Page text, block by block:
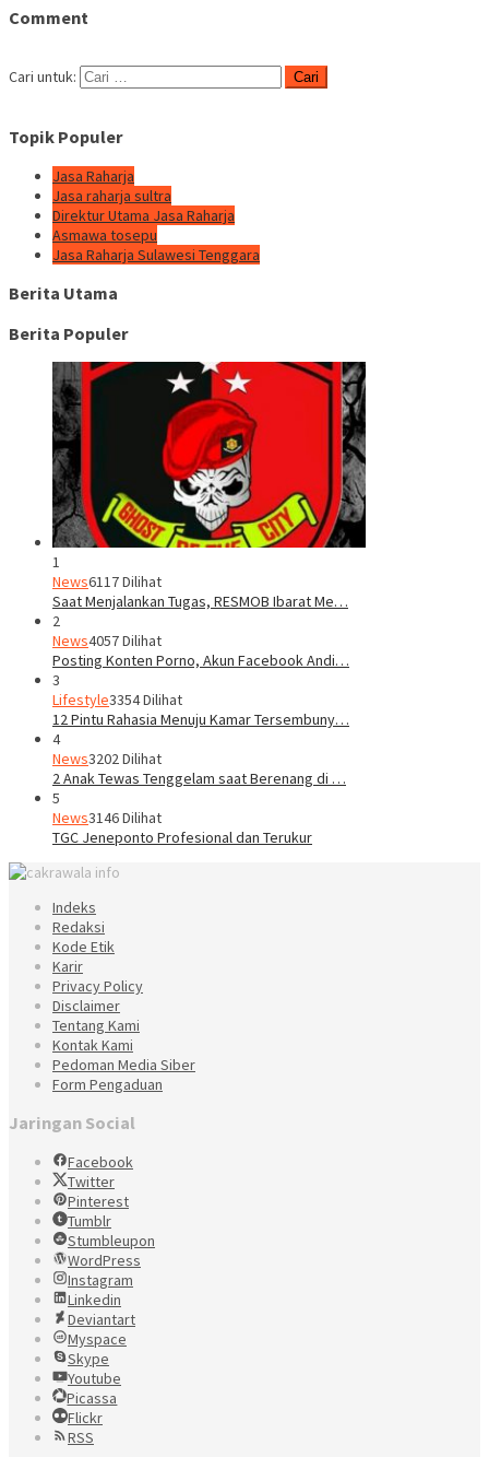
Comment
Cari untuk:
Topik Populer
Jasa Raharja
Jasa raharja sultra
Direktur Utama Jasa Raharja
Asmawa tosepu
Jasa Raharja Sulawesi Tenggara
Berita Utama
Berita Populer
1
News6117 Dilihat
Saat Menjalankan Tugas, RESMOB Ibarat Me…
2
News4057 Dilihat
Posting Konten Porno, Akun Facebook Andi…
3
Lifestyle3354 Dilihat
12 Pintu Rahasia Menuju Kamar Tersembuny…
4
News3202 Dilihat
2 Anak Tewas Tenggelam saat Berenang di …
5
News3146 Dilihat
TGC Jeneponto Profesional dan Terukur
Indeks
Redaksi
Kode Etik
Karir
Privacy Policy
Disclaimer
Tentang Kami
Kontak Kami
Pedoman Media Siber
Form Pengaduan
Jaringan Social
Facebook
Twitter
Pinterest
Tumblr
Stumbleupon
WordPress
Instagram
Linkedin
Deviantart
Myspace
Skype
Youtube
Picassa
Flickr
RSS